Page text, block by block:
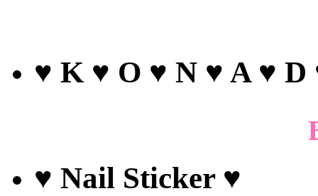
♥ K ♥ O ♥ N ♥ A ♥ D
♥ Nail Sticker ♥